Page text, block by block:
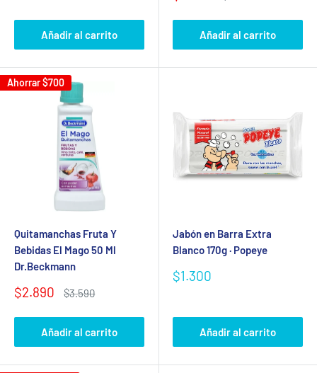
Añadir al carrito
venta
Añadir al carrito
Ahorrar$700
Quitamanchas Fruta Y
Bebidas El Mago 50 Ml
Dr.Beckmann
Precio
venta
$2.890
Precio
$3.590
Añadir al carrito
Jabón en Barra Extra
Blanco 170g · Popeye
Precio
$1.300
Añadir al carrito